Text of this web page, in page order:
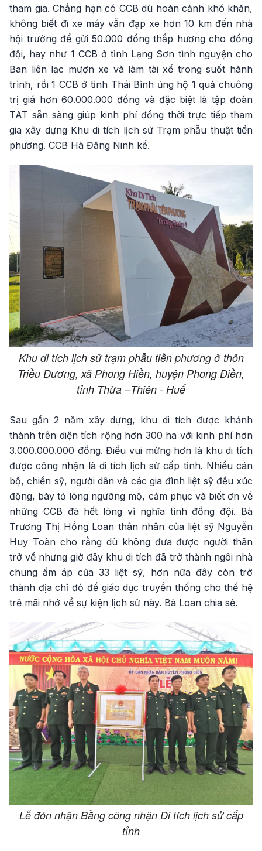
tham gia. Chẳng hạn có CCB dù hoàn cảnh khó khăn,
không biết đi xe máy vẫn đạp xe hơn 10 km đến nhà
hội trưởng để gửi 50.000 đồng thắp hương cho đồng
đội, hay như 1 CCB ở tỉnh Lạng Sơn tình nguyện cho
Ban liên lạc mượn xe và làm tài xế trong suốt hành
trình, rồi 1 CCB ở tỉnh Thái Bình ủng hộ 1 quả chuông
trị giá hơn 60.000.000 đồng và đặc biệt là tập đoàn
TAT sẵn sàng giúp kinh phí đồng thời trực tiếp tham
gia xây dựng Khu di tích lịch sử Trạm phẫu thuật tiền
phương. CCB Hà Đăng Ninh kể.
Khu di tích lịch sử trạm phẫu tiền phương ở thôn
Triều Dương, xã Phong Hiền, huyện Phong Điền,
tỉnh Thừa –Thiên - Huế
Sau gần 2 năm xây dựng, khu di tích được khánh
thành trên diện tích rộng hơn 300 ha với kinh phí hơn
3.000.000.000 đồng. Điều vui mừng hơn là khu di tích
được công nhận là di tích lịch sử cấp tỉnh. Nhiều cán
bộ, chiến sỹ, người dân và các gia đình liệt sỹ đều xúc
động, bày tỏ lòng ngưỡng mộ, cảm phục và biết ơn về
những CCB đã hết lòng vì nghĩa tình đồng đội. Bà
Trương Thị Hồng Loan thân nhân của liệt sỹ Nguyễn
Huy Toàn cho rằng dù không đưa được người thân
trở về nhưng giờ đây khu di tích đã trở thành ngôi nhà
chung ấm áp của 33 liệt sỹ, hơn nữa đây còn trở
thành địa chỉ đỏ để giáo dục truyền thống cho thế hệ
trẻ mãi nhớ về sự kiện lịch sử này. Bà Loan chia sẻ.
Lễ đón nhận Bằng công nhận Di tích lịch sử cấp
tỉnh